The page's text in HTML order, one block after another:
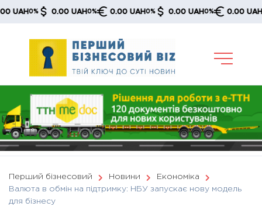
Skip
0% 0.00 UAH 0% 0.00 UAH 0% 0.00 UAH 0% 0.00 UAH 0%
Перший бізнесовий Новини
Економіка
Валюта в обмін на підтримку: НБУ запускає нову модель
для бізнесу